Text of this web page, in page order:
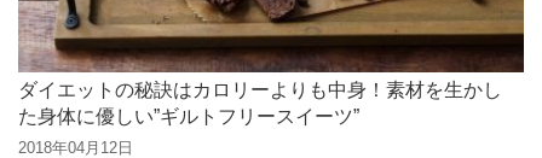
ダイエットの秘訣はカロリーよりも中身！素材を生かし
た身体に優しい”ギルトフリースイーツ”
2018年04月12日